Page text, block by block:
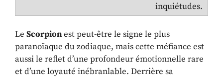
inquiétudes.
Le Scorpionest peut-être le signe le plus
paranoïaque du zodiaque, mais cette méfiance est
aussi le reflet d’une profondeur émotionnelle rare
et d’une loyauté inébranlable. Derrière sa